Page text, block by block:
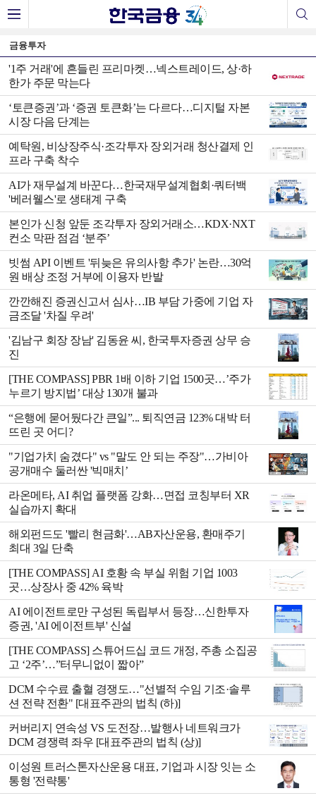
금융투자
'1주 거래'에 흔들린 프리마켓…넥스트레이드, 상·하
한가 주문 막는다
‘토큰증권’과 ‘증권 토큰화’는 다르다…디지털 자본
시장 다음 단계는
예탁원, 비상장주식·조각투자 장외거래 청산결제 인
프라 구축 착수
AI가 재무설계 바꾼다…한국재무설계협회·쿼터백
'베러웰스'로 생태계 구축
본인가 신청 앞둔 조각투자 장외거래소…KDX·NXT
컨소 막판 점검 ‘분주’
빗썸 API 이벤트 '뒤늦은 유의사항 추가' 논란…30억
원 배상 조정 거부에 이용자 반발
깐깐해진 증권신고서 심사…IB 부담 가중에 기업 자
금조달 '차질 우려'
'김남구 회장 장남' 김동윤 씨, 한국투자증권 상무 승
진
[THE COMPASS] PBR 1배 이하 기업 1500곳…’주가
누르기 방지법’ 대상 130개 불과
“은행에 묻어뒀다간 큰일”... 퇴직연금 123% 대박 터
뜨린 곳 어디?
"기업가치 숨겼다" vs "말도 안 되는 주장"…가비아
공개매수 둘러싼 '빅매치’
라온메타, AI 취업 플랫폼 강화…면접 코칭부터 XR
실습까지 확대
해외펀드도 '빨리 현금화'…AB자산운용, 환매주기
최대 3일 단축
[THE COMPASS] AI 호황 속 부실 위험 기업 1003
곳…상장사 중 42% 육박
AI 에이전트로만 구성된 독립부서 등장…신한투자
증권, 'AI 에이전트부' 신설
[THE COMPASS] 스튜어드십 코드 개정, 주총 소집공
고 ‘2주’…”터무니없이 짧아”
DCM 수수료 출혈 경쟁도…"선별적 수임 기조·솔루
션 전략 전환" [대표주관의 법칙 (하)]
커버리지 연속성 VS 도전장…발행사 네트워크가
DCM 경쟁력 좌우 [대표주관의 법칙 (상)]
이성원 트러스톤자산운용 대표, 기업과 시장 잇는 소
통형 '전략통'